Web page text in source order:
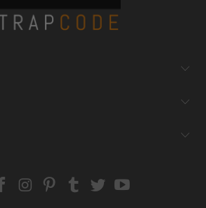
Strapcode
Strapcode
Strapcode
Strapcode
Strapcode